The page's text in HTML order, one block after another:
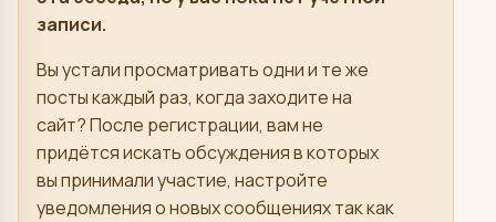
записи.
Вы устали просматривать одни и те же
посты каждый раз, когда заходите на
сайт? После регистрации, вам не
придётся искать обсуждения в которых
вы принимали участие, настройте
уведомления о новых сообщениях так как